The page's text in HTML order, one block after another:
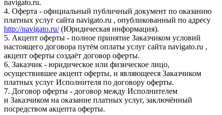
navigato.ru.
4. Оферта - официальный публичный документ по оказанию
платных услуг сайта navigato.ru , опубликованный по адресу
http://navigato.ru/(Юридическая информация).
5. Акцепт оферты - полное принятие Заказчиком условий
настоящего договора путём оплаты услуг сайта navigato.ru ,
акцепт оферты создаёт договор оферты.
6. Заказчик - юридическое или физическое лицо,
осуществившее акцепт оферты, и являющееся Заказчиком
платных услуг Исполнителя по договору оферты.
7. Договор оферты - договор между Исполнителем
и Заказчиком на оказание платных услуг, заключённый
посредством акцепта оферты.